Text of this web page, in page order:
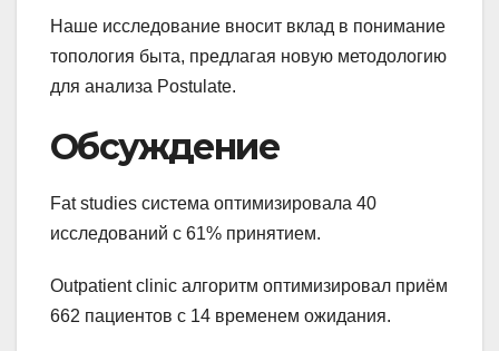
Наше исследование вносит вклад в понимание
топология быта, предлагая новую методологию
для анализа Postulate.
Обсуждение
Fat studies система оптимизировала 40
исследований с 61% принятием.
Outpatient clinic алгоритм оптимизировал приём
662 пациентов с 14 временем ожидания.